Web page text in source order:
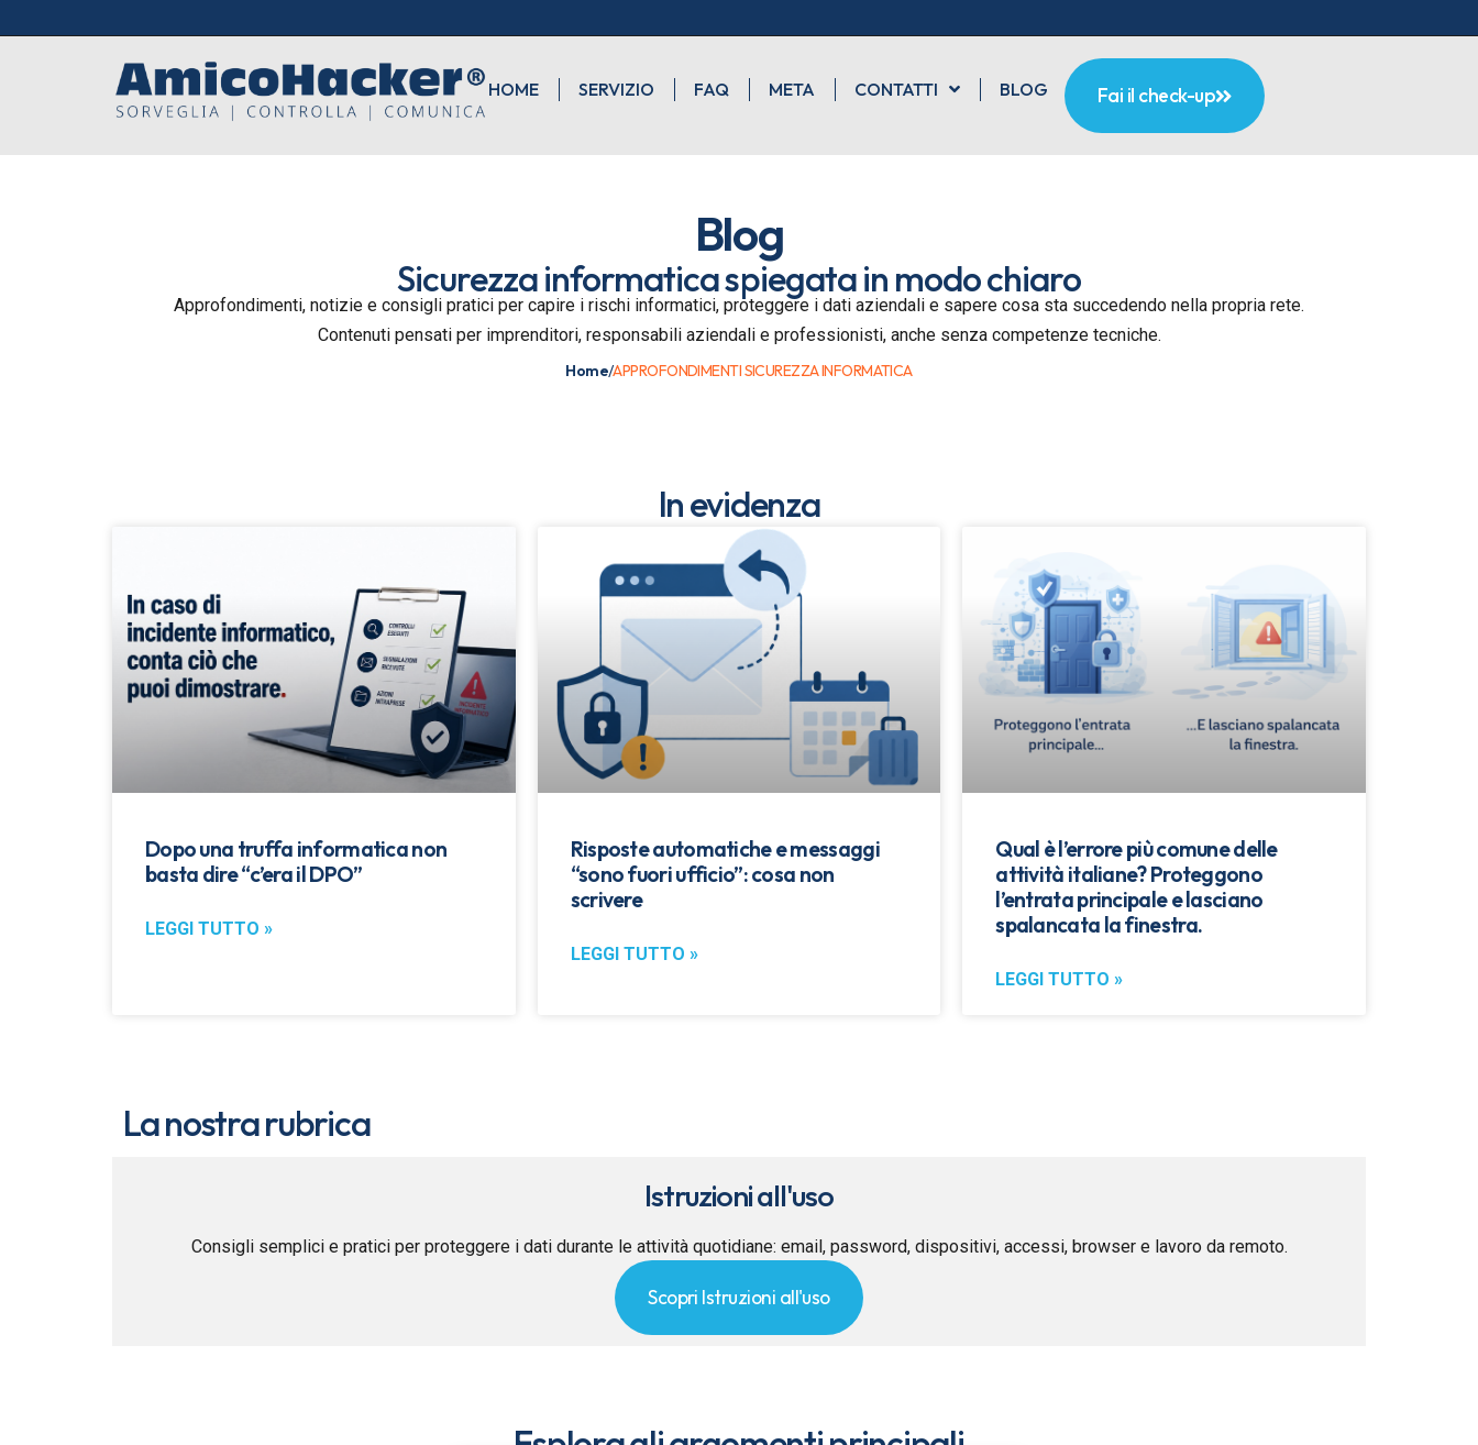
HOME SERVIZIO FAQ META CONTATTI BLOG Fai il check-up
Blog
Sicurezza informatica spiegata in modo chiaro
Approfondimenti, notizie e consigli pratici per capire i rischi informatici, proteggere i dati aziendali e sapere cosa sta succedendo nella propria rete.
Contenuti pensati per imprenditori, responsabili aziendali e professionisti, anche senza competenze tecniche.
Home/APPROFONDIMENTI SICUREZZA INFORMATICA
In evidenza
Dopo una truffa informatica non
basta dire “c’era il DPO”
LEGGI TUTTO »
Risposte automatiche e messaggi
“sono fuori ufficio”: cosa non
scrivere
LEGGI TUTTO »
Qual è l’errore più comune delle
attività italiane? Proteggono
l’entrata principale e lasciano
spalancata la finestra.
LEGGI TUTTO »
La nostra rubrica
Istruzioni all'uso
Consigli semplici e pratici per proteggere i dati durante le attività quotidiane: email, password, dispositivi, accessi, browser e lavoro da remoto.
Scopri Istruzioni all'uso